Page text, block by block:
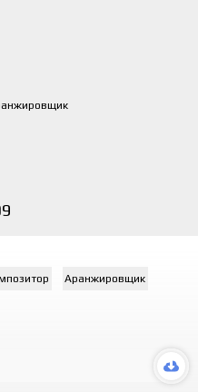
Аранжировщик